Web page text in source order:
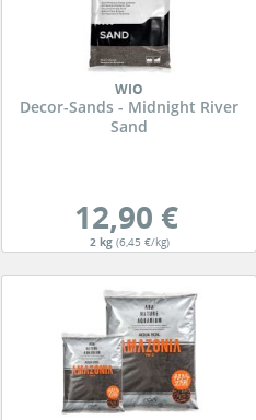
WIO
Decor-Sands - Midnight River
Sand
12,90 €
2 kg (6,45 €/kg)